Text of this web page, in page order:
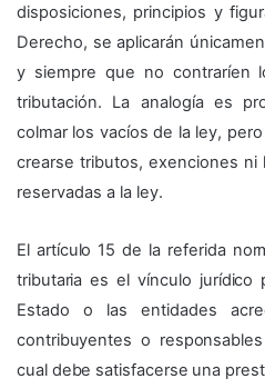
disposiciones, principios y
Derecho, se aplicarán
y siempre que no contraríen
tributación. La analogía es
colmar los vacíos de la ley,
crearse tributos, exenciones ni
reservadas a la ley.
El artículo 15 de la referida
tributaria es el vínculo jurídico
Estado o las entidades
contribuyentes o
cual debe satisfacerse una